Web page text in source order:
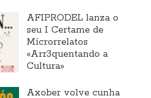
AFIPRODEL lanza o
seu I Certame de
Microrrelatos
«Arr3quentando a
Cultura»
Axober volve cunha